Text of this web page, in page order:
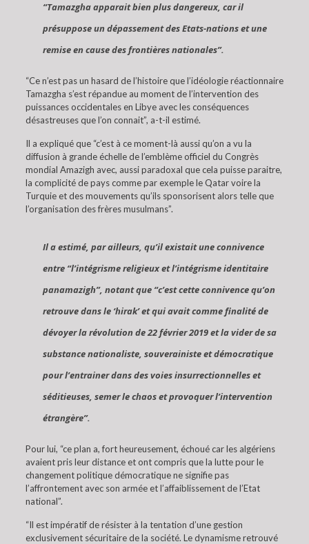
“Tamazgha apparait bien plus dangereux, car il
présuppose un dépassement des Etats-nations et une
remise en cause des frontières nationales”.
“Ce n’est pas un hasard de l’histoire que l’idéologie réactionnaire
Tamazgha s’est répandue au moment de l’intervention des
puissances occidentales en Libye avec les conséquences
désastreuses que l’on connait”, a-t-il estimé.
Il a expliqué que “c’est à ce moment-là aussi qu’on a vu la
diffusion à grande échelle de l’emblème officiel du Congrès
mondial Amazigh avec, aussi paradoxal que cela puisse paraitre,
la complicité de pays comme par exemple le Qatar voire la
Turquie et des mouvements qu’ils sponsorisent alors telle que
l’organisation des frères musulmans”.
Il a estimé, par ailleurs, qu’il existait une connivence
entre “l’intégrisme religieux et l’intégrisme identitaire
panamazigh”, notant que “c’est cette connivence qu’on
retrouve dans le ‘hirak’ et qui avait comme finalité de
dévoyer la révolution de 22 février 2019 et la vider de sa
substance nationaliste, souverainiste et démocratique
pour l’entrainer dans des voies insurrectionnelles et
séditieuses, semer le chaos et provoquer l’intervention
étrangère”.
Pour lui, “ce plan a, fort heureusement, échoué car les algériens
avaient pris leur distance et ont compris que la lutte pour le
changement politique démocratique ne signifie pas
l’affrontement avec son armée et l’affaiblissement de l’Etat
national”.
“Il est impératif de résister à la tentation d’une gestion
exclusivement sécuritaire de la société. Le dynamisme retrouvé